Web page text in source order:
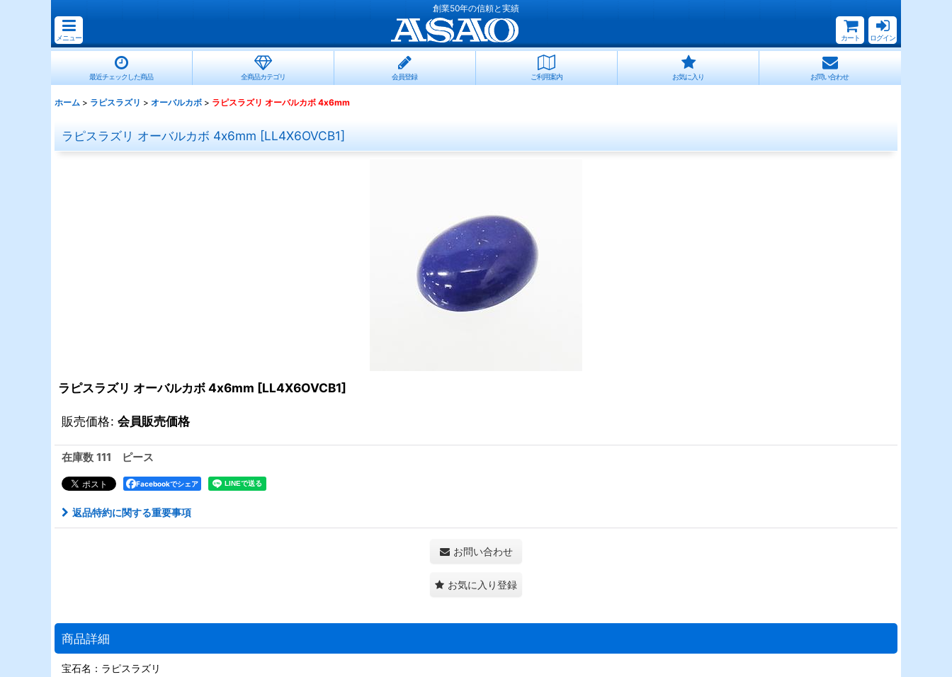
創業50年の信頼と実績
メニュー カート ログイン
最近チェックした商品 全商品カテゴリ 会員登録 ご利用案内 お気に入り お問い合わせ
ホーム > ラピスラズリ > オーバルカボ > ラピスラズリ オーバルカボ 4x6mm
ラピスラズリ オーバルカボ 4x6mm [LL4X6OVCB1]
ラピスラズリ オーバルカボ 4x6mm [LL4X6OVCB1]
販売価格: 会員販売価格
在庫数 111 ピース
Facebookでシェア
返品特約に関する重要事項
お問い合わせ
お気に入り登録
商品詳細
宝石名：ラピスラズリ